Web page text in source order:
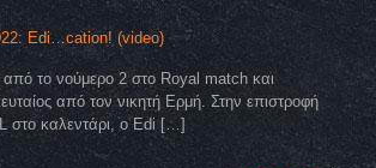
Edi…cation! (video)
από το νούμερο 2 στο Royal match και
από τον νικητή Ερμή. Στην επιστροφή
στο καλεντάρι, ο Edi […]